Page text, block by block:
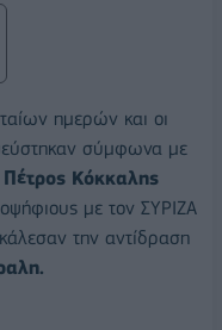
ημερών και οι
σύμφωνα με
Πέτρος Κόκκαλης
με τον ΣΥΡΙΖΑ
την αντίδραση